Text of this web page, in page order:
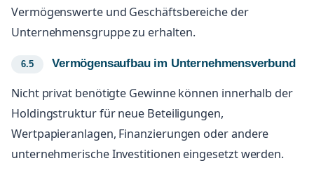
Vermögenswerte und Geschäftsbereiche der
Unternehmensgruppe zu erhalten.
Vermögensaufbau im Unternehmensverbund
Nicht privat benötigte Gewinne können innerhalb der
Holdingstruktur für neue Beteiligungen,
Wertpapieranlagen, Finanzierungen oder andere
unternehmerische Investitionen eingesetzt werden.